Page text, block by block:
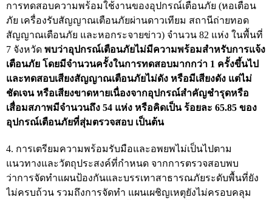
การทดสอบความพร้อมใช้งานของอุปกรณ์เตือนภัย (หอเตือน
ภัย เครื่องรับสัญญาณเตือนภัยผ่านดาวเทียม สถานีถ่ายทอด
สัญญาณเตือนภัย และหอกระจายข่าว) จำนวน 82 แห่ง ในพื้นที่
7 จังหวัด พบว่าอุปกรณ์เตือนภัยไม่มีความพร้อมสำหรับการแจ้ง
เตือนภัย โดยมีจำนวนครั้งในการทดสอบมากกว่า 1 ครั้งขึ้นไป
และทดสอบเสียงสัญญาณเตือนภัยไม่ดัง หรือมีเสียงดัง แต่ไม่
ชัดเจน หรือเสียงขาดหายเนื่องจากอุปกรณ์สำคัญชำรุดหรือ
เสื่อมสภาพมีจำนวนถึง 54 แห่ง หรือคิดเป็น ร้อยละ 65.85 ของ
อุปกรณ์เตือนภัยที่สุ่มตรวจสอบ เป็นต้น
4. การเตรียมความพร้อมรับมือและอพยพไม่เป็นไปตาม
แนวทางและวัตถุประสงค์ที่กำหนด จากการตรวจสอบพบ
ว่าการจัดทำแผนป้องกันและบรรเทาสาธารณภัยระดับพื้นที่ยัง
ไม่ครบถ้วน รวมถึงการจัดทำ แผนเผชิญเหตุยังไม่ครอบคลุม